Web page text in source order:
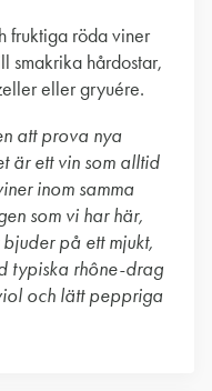
fruktiga röda viner
smakrika hårdostar,
eller gryuére.
att prova nya
är ett vin som alltid
inom samma
som vi har här,
på ett mjukt,
typiska rhône-drag
och lätt peppriga